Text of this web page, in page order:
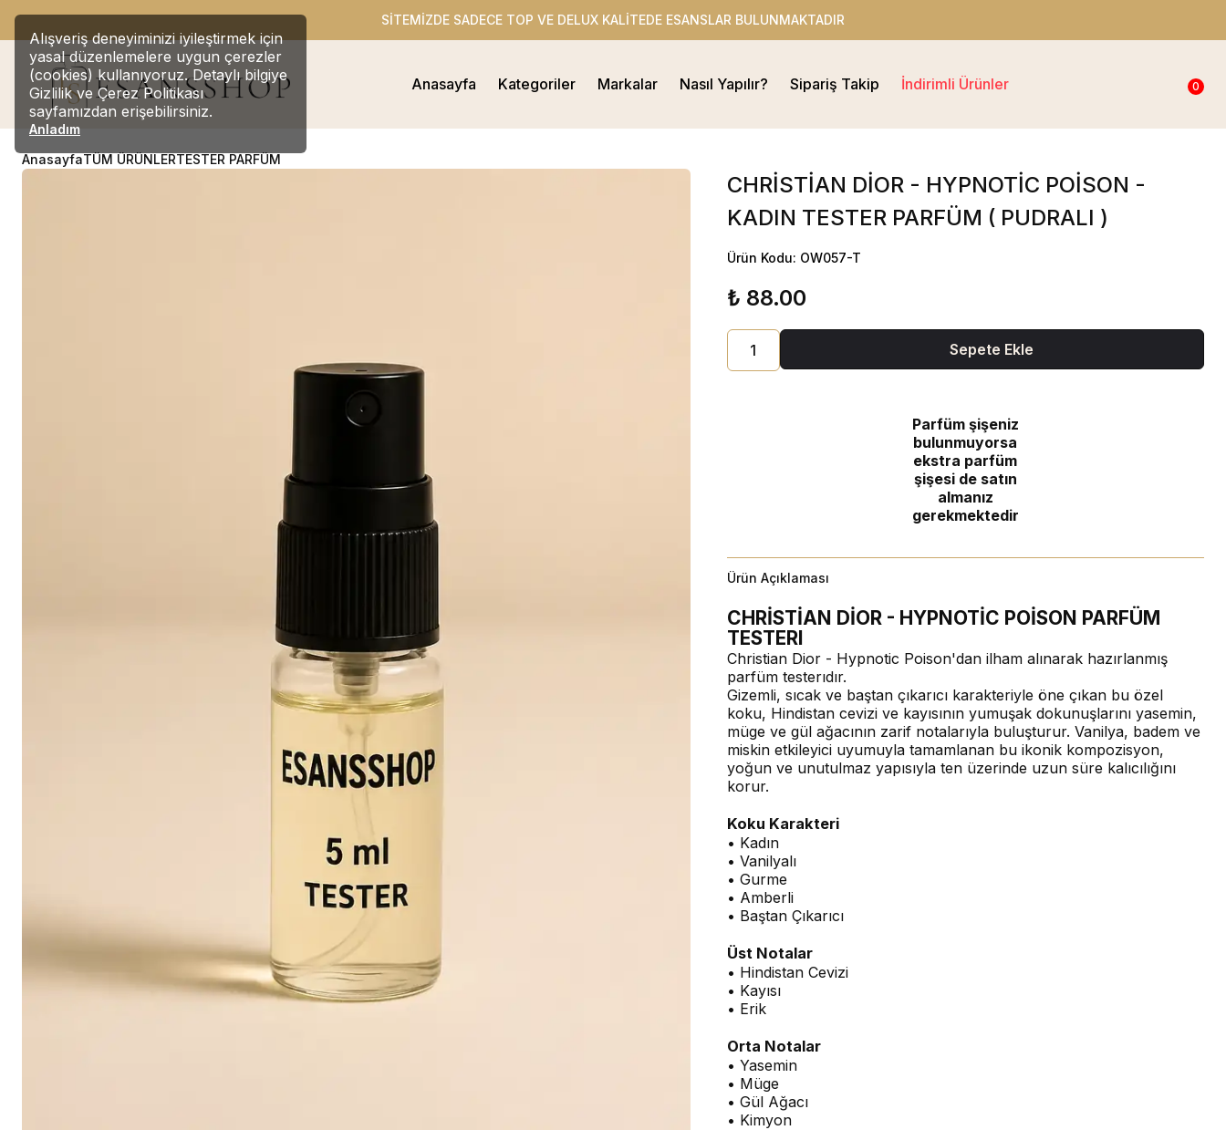
Alışveriş deneyiminizi iyileştirmek için
yasal düzenlemelere uygun çerezler
(cookies) kullanıyoruz. Detaylı bilgiye
Gizlilik ve Çerez Politikası
sayfamızdan erişebilirsiniz.
Anladım
SİTEMİZDE SADECE TOP VE DELUX KALİTEDE ESANSLAR BULUNMAKTADIR
Anasayfa Kategoriler Markalar Nasıl Yapılır? Sipariş Takip İndirimli Ürünler 0
AnasayfaTÜM ÜRÜNLERTESTER PARFÜM
CHRİSTİAN DİOR - HYPNOTİC POİSON -
KADIN TESTER PARFÜM ( PUDRALI )
Ürün Kodu: OW057-T
₺ 88.00
Sepete Ekle
Parfüm şişeniz
bulunmuyorsa
ekstra parfüm
şişesi de satın
almanız
gerekmektedir
Ürün Açıklaması
CHRİSTİAN DİOR - HYPNOTİC POİSON PARFÜM
TESTERI
Christian Dior - Hypnotic Poison'dan ilham alınarak hazırlanmış
parfüm testerıdır.
Gizemli, sıcak ve baştan çıkarıcı karakteriyle öne çıkan bu özel
koku, Hindistan cevizi ve kayısının yumuşak dokunuşlarını yasemin,
müge ve gül ağacının zarif notalarıyla buluşturur. Vanilya, badem ve
miskin etkileyici uyumuyla tamamlanan bu ikonik kompozisyon,
yoğun ve unutulmaz yapısıyla ten üzerinde uzun süre kalıcılığını
korur.
Koku Karakteri
• Kadın
• Vanilyalı
• Gurme
• Amberli
• Baştan Çıkarıcı
Üst Notalar
• Hindistan Cevizi
• Kayısı
• Erik
Orta Notalar
• Yasemin
• Müge
• Gül Ağacı
• Kimyon